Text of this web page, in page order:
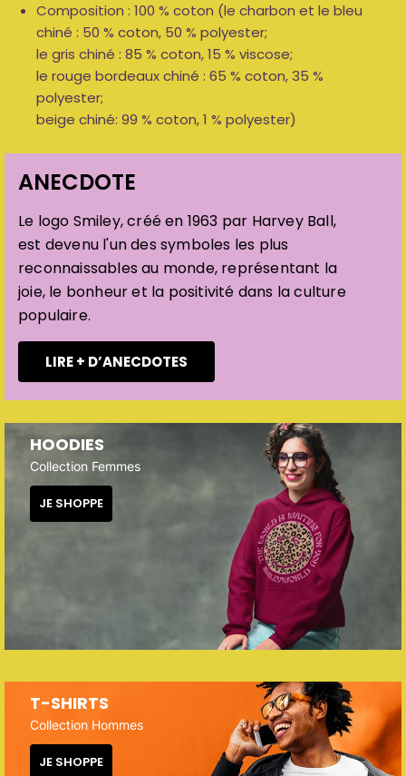
Composition : 100 % coton (le charbon et le bleu
chiné : 50 % coton, 50 % polyester;
le gris chiné : 85 % coton, 15 % viscose;
le rouge bordeaux chiné : 65 % coton, 35 %
polyester;
beige chiné: 99 % coton, 1 % polyester)
ANECDOTE
Le logo Smiley, créé en 1963 par Harvey Ball,
est devenu l'un des symboles les plus
reconnaissables au monde, représentant la
joie, le bonheur et la positivité dans la culture
populaire.
LIRE + D’ANECDOTES
HOODIES
Collection Femmes
JE SHOPPE
T-SHIRTS
Collection Hommes
JE SHOPPE